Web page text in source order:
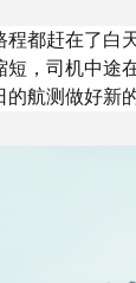
都赶在了白
，司机中途
航测做好新的